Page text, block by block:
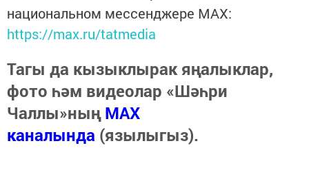
национальном мессенджере MАХ:
https://max.ru/tatmedia
Тагы да кызыклырак яңалыклар,
фото һәм видеолар «Шәһри
Чаллы»ныңMAX
каналында (язылыгыз).